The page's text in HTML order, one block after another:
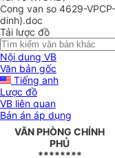
Cong van so 4629-
dinh).doc
Tải lược đồ
Nội dung VB
Văn bản gốc
Tiếng anh
Lược đồ
VB liên quan
Bản án áp dụng
VĂN PHÒNG CHÍNH
PHỦ
********